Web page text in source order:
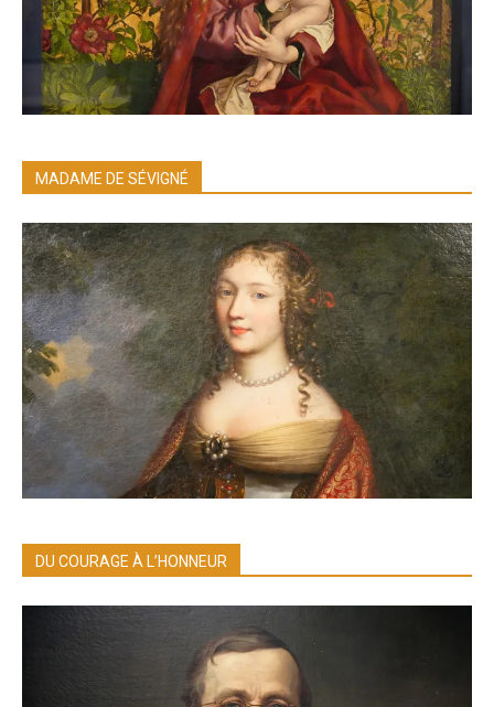
MADAME DE SÉVIGNÉ
DU COURAGE À L’HONNEUR